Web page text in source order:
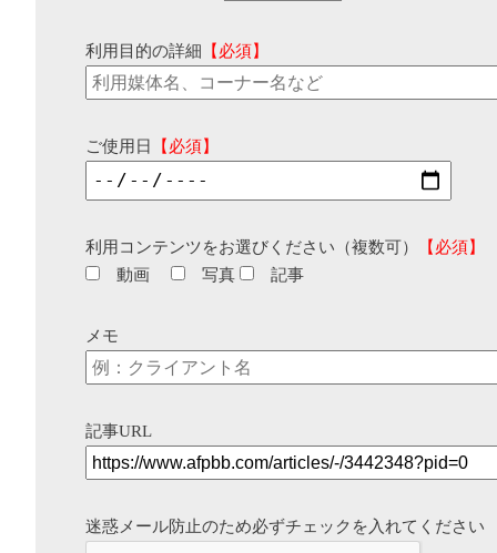
利用目的の詳細 【必須】
ご使用日 【必須】
利用コンテンツをお選びください（複数可）
【必須】
動画
写真 記事
メモ
記事URL
迷惑メール防止のため必ずチェックを入れてください